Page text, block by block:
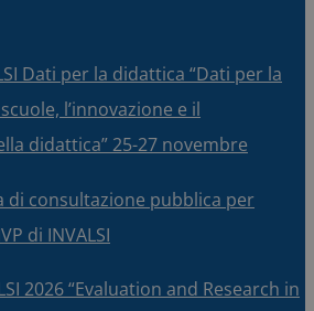
Dati per la didattica “Dati per la
l’innovazione e il
didattica” 25-27 novembre
di consultazione pubblica per
di INVALSI
2026 “Evaluation and Research in